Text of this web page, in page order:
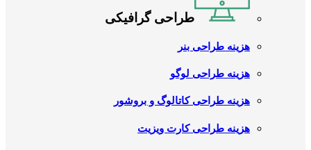
طراحی گرافیکی
هزینه طراحی بنر
هزینه طراحی لوگو
هزینه طراحی کاتالوگ و بروشور
هزینه طراحی کارت ویزیت